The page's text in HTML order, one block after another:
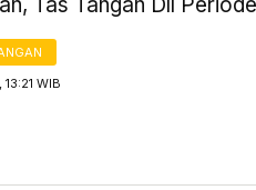
Tas Tangan Dll
WIB